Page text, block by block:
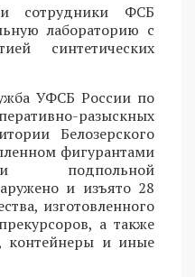
сотрудники ФСБ
лабораторию с
синтетических
УФСБ России по
разыскных
Белозерского
фигурантами
подпольной
и изъято 28
изготовленного
а также
контейнеры и иные